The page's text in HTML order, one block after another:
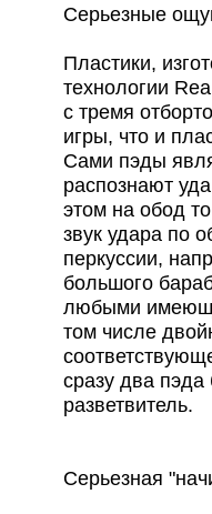
Серьезные
Пластики,
технологии
с тремя
игры, что и
Сами пэды
распознают
этом на обод
звук удара по
перкуссии,
большого
любыми
том числе
сразу два
разветвитель.
Серьезная